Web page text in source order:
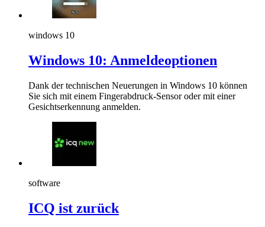
windows 10
Windows 10: Anmeldeoptionen
Dank der technischen Neuerungen in Windows 10 können
Sie sich mit einem Fingerabdruck-Sensor oder mit einer
Gesichtserkennung anmelden.
software
ICQ ist zurück